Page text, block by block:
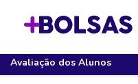
FIVJ
Cursos
Avaliação dos Alunos